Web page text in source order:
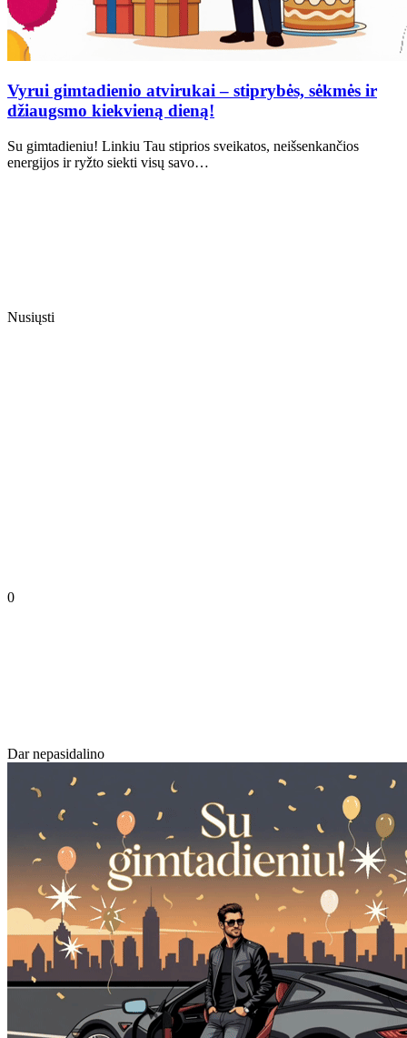
Vyrui gimtadienio atvirukai – stiprybės, sėkmės ir
džiaugsmo kiekvieną dieną!
Su gimtadieniu! Linkiu Tau stiprios sveikatos, neišsenkančios
energijos ir ryžto siekti visų savo…
Nusiųsti
0
Dar nepasidalino